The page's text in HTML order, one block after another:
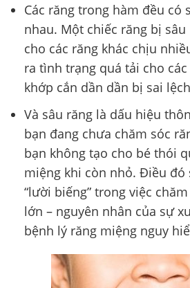
Các răng trong hàm đều có
nhau. Một chiếc răng bị
cho các răng khác chịu
ra tình trạng quá tải cho
khớp cắn dần dần bị sai lệch
Và sâu răng là dấu hiệu
bạn đang chưa chăm sóc
bạn không tạo cho bé thói
miệng khi còn nhỏ. Điều đó
“lười biếng” trong việc
lớn – nguyên nhân của sự
bệnh lý răng miệng nguy